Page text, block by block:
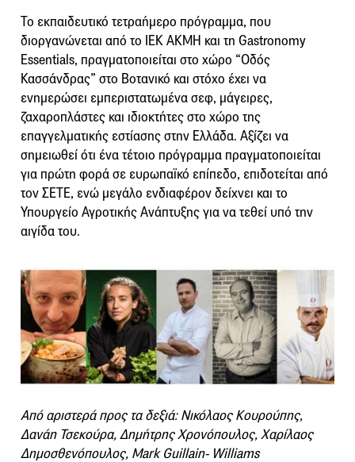
Το εκπαιδευτικό τετραήμερο πρόγραμμα, που
διοργανώνεται από το ΙΕΚ ΑΚΜΗ και τη Gastronomy
Essentials, πραγματοποιείται στο χώρο “Οδός
Κασσάνδρας” στο Βοτανικό και στόχο έχει να
ενημερώσει εμπεριστατωμένα σεφ, μάγειρες,
ζαχαροπλάστες και ιδιοκτήτες στο χώρο της
επαγγελματικής εστίασης στην Ελλάδα. Αξίζει να
σημειωθεί ότι ένα τέτοιο πρόγραμμα πραγματοποιείται
για πρώτη φορά σε ευρωπαϊκό επίπεδο, επιδοτείται από
τον ΣΕΤΕ, ενώ μεγάλο ενδιαφέρον δείχνει και το
Υπουργείο Αγροτικής Ανάπτυξης για να τεθεί υπό την
αιγίδα του.
Από αριστερά προς τα δεξιά: Νικόλαος Κουρούπης,
Δανάη Τσεκούρα, Δημήτρης Χρονόπουλος, Χαρίλαος
Δημοσθενόπουλος, Mark Guillain- Williams